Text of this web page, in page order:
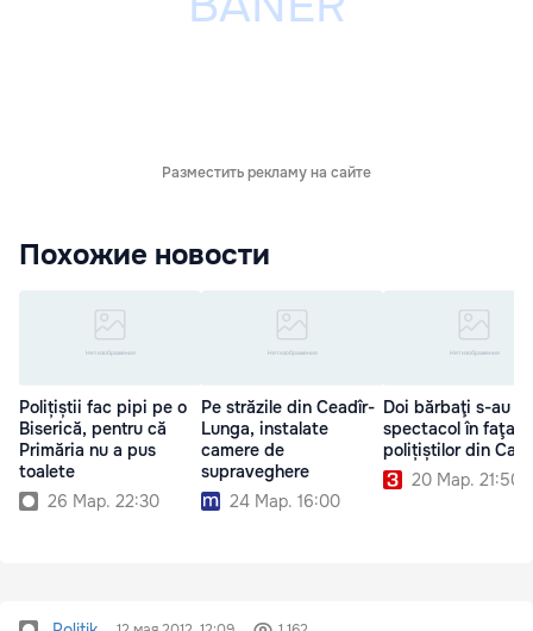
Разместить рекламу на сайте
Похожие новости
Polițiștii fac pipi pe o
Biserică, pentru că
Primăria nu a pus
toalete
26 Мар. 22:30
Pe străzile din Ceadîr-
Lunga, instalate
camere de
supraveghere
24 Мар. 16:00
Doi bărbaţi s-au
spectacol în faţa
polițiștilor din
20 Мар. 21:50